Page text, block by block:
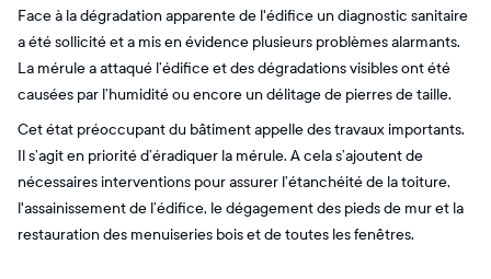
Face à la dégradation apparente de l'édifice un diagnostic sanitaire
a été sollicité et a mis en évidence plusieurs problèmes alarmants.
La mérule a attaqué l’édifice et des dégradations visibles ont été
causées par l’humidité ou encore un délitage de pierres de taille.
Cet état préoccupant du bâtiment appelle des travaux importants.
Il s’agit en priorité d’éradiquer la mérule. A cela s’ajoutent de
nécessaires interventions pour assurer l’étanchéité de la toiture,
l'assainissement de l’édifice, le dégagement des pieds de mur et la
restauration des menuiseries bois et de toutes les fenêtres.